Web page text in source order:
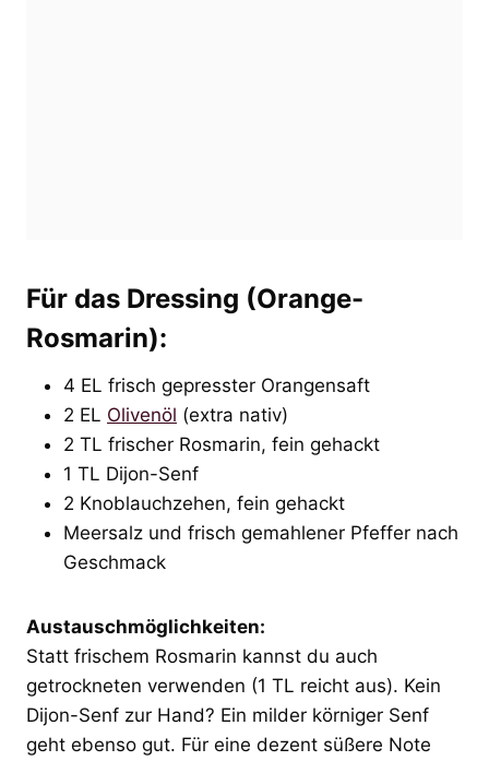
Für das Dressing (Orange-
Rosmarin):
4 EL frisch gepresster Orangensaft
2 EL Olivenöl (extra nativ)
2 TL frischer Rosmarin, fein gehackt
1 TL Dijon-Senf
2 Knoblauchzehen, fein gehackt
Meersalz und frisch gemahlener Pfeffer nach
Geschmack
Austauschmöglichkeiten:
Statt frischem Rosmarin kannst du auch
getrockneten verwenden (1 TL reicht aus). Kein
Dijon-Senf zur Hand? Ein milder körniger Senf
geht ebenso gut. Für eine dezent süßere Note